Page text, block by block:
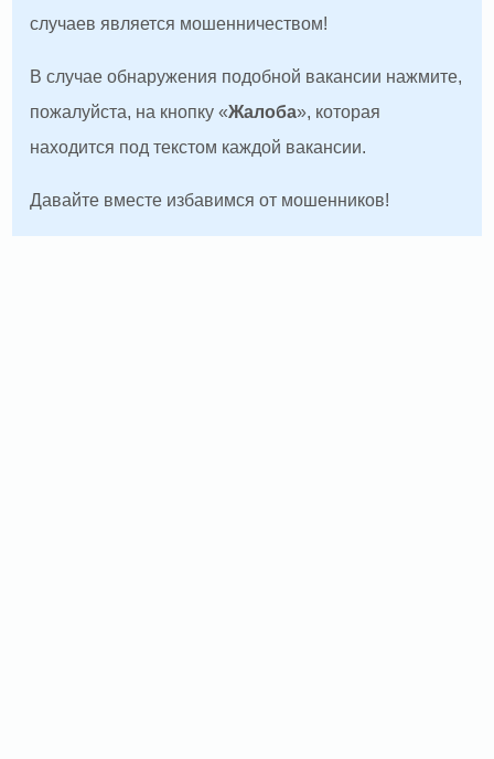
случаев является мошенничеством!
В случае обнаружения подобной вакансии нажмите,
пожалуйста, на кнопку «Жалоба», которая
находится под текстом каждой вакансии.
Давайте вместе избавимся от мошенников!